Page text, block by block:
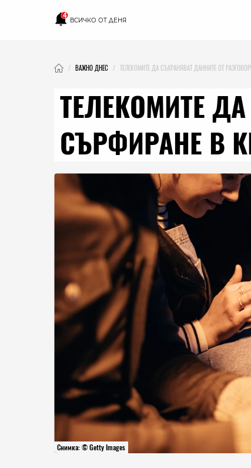
4
ВСИЧКО ОТ ДЕНЯ
ВАЖНО ДНЕС ТЕЛЕКОМИТЕ ДА СЪХРАНЯВАТ ДАННИТЕ ОТ
ТЕЛЕКОМИТЕ
СЪРФИРАНЕ В
Снимка: © Getty Images